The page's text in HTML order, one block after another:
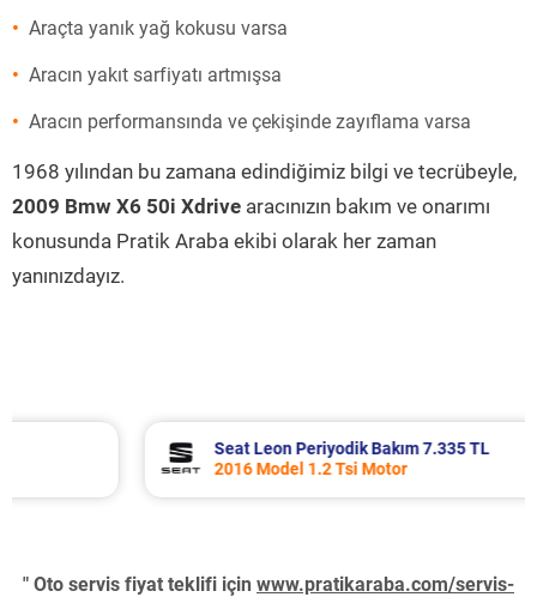
Araçta yanık yağ kokusu varsa
Aracın yakıt sarfiyatı artmışsa
Aracın performansında ve çekişinde zayıflama varsa
1968 yılından bu zamana edindiğimiz bilgi ve tecrübeyle,
2009 Bmw X6 50i Xdrive aracınızın bakım ve onarımı
konusunda Pratik Araba ekibi olarak her zaman
yanınızdayız.
Seat Leon Periyodik Bakım 7.335 TL
2016 Model 1.2 Tsi Motor
" Oto servis fiyat teklifi için www.pratikaraba.com/servis-